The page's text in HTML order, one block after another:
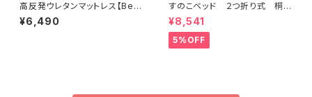
高反発ウレタンマットレス【Bele
za5-ベレーザ・ファイブ-】(シン
グル) ORM-05S
¥6,490
すのこベッド ２つ折り式 桐仕
様(セミダブル)【Coh-ソーン-】
KIR-2-SD
¥8,541
5%OFF